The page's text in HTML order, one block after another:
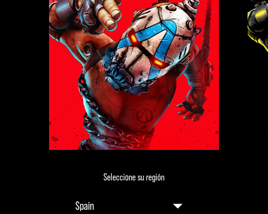
Seleccione su región